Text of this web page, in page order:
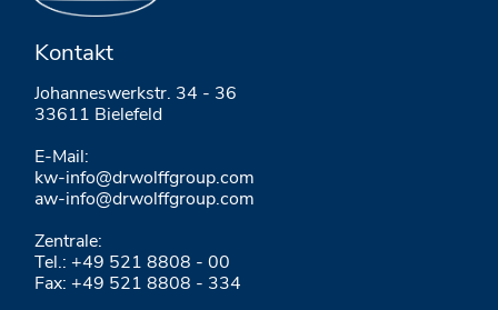
Kontakt
Johanneswerkstr. 34 - 36
33611 Bielefeld
E-Mail:
kw-info@drwolffgroup.com
aw-info@drwolffgroup.com
Zentrale:
Tel.: +49 521 8808 - 00
Fax: +49 521 8808 - 334